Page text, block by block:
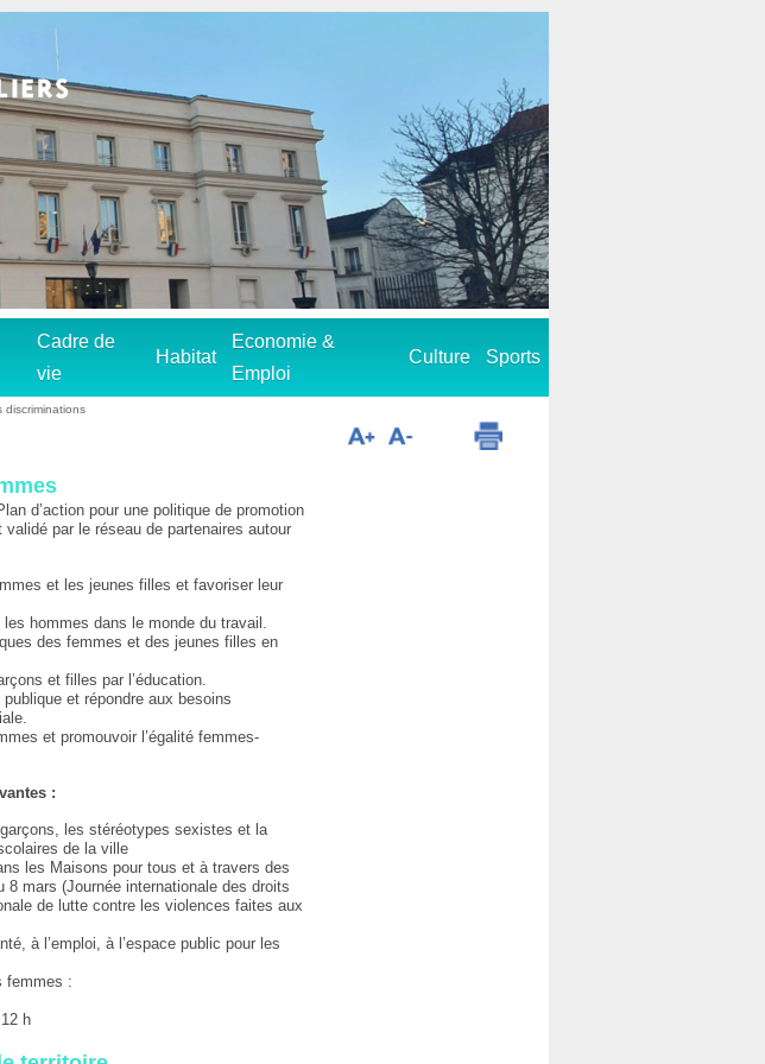
Cadre de
vie
Habitat
Economie &
Emploi
Culture Sports
discriminations
d’action pour une politique de promotion
par le réseau de partenaires autour
et les jeunes filles et favoriser leur
hommes dans le monde du travail.
des femmes et des jeunes filles en
et filles par l’éducation.
et répondre aux besoins
et promouvoir l’égalité femmes-
:
les stéréotypes sexistes et la
de la ville
les Maisons pour tous et à travers des
8 mars (Journée internationale des droits
de lutte contre les violences faites aux
à l’emploi, à l’espace public pour les
femmes :
h